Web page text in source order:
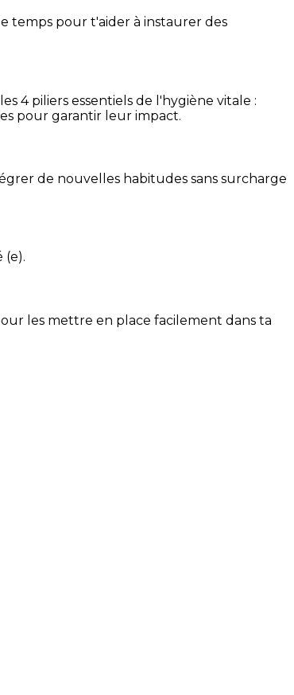
temps pour t'aider à instaurer des
4 piliers essentiels de l'hygiène vitale :
pour garantir leur impact.
de nouvelles habitudes sans surcharge
(e).
les mettre en place facilement dans ta